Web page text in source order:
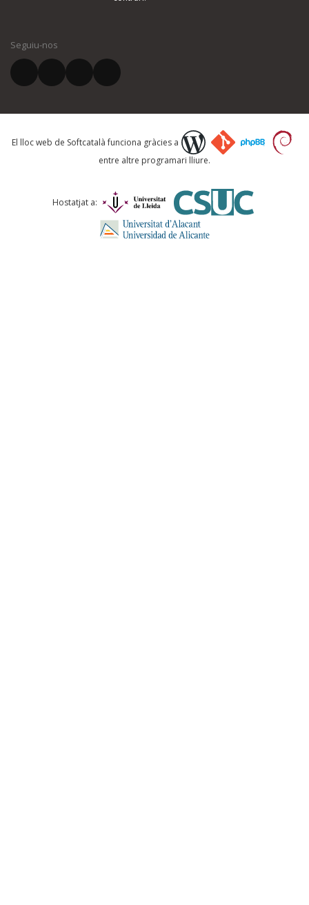
El vostre correu electrònic *
Què proposeu?
Comentari *
Seguiu-nos
El lloc web de Softcatalà funciona gràcies a
entre altre programari lliure.
Hostatjat a: